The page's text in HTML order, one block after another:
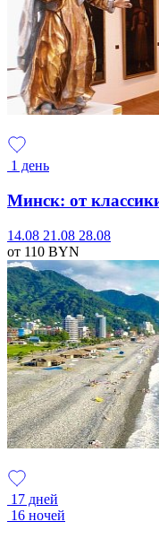
1 день
Минск: от
14.08 21.08 28.08
от 110 BYN
17 дней
16 ночей